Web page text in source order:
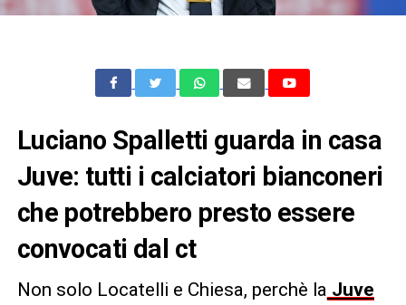
Luciano Spalletti guarda in casa
Juve: tutti i calciatori bianconeri
che potrebbero presto essere
convocati dal ct
Non solo Locatelli e Chiesa, perchè la Juve